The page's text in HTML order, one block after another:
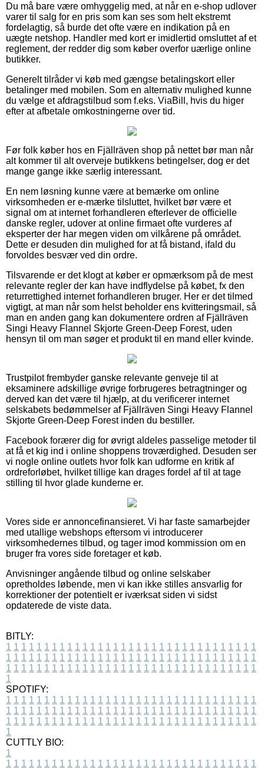
Du må bare være omhyggelig med, at når en e-shop udlover
varer til salg for en pris som kan ses som helt ekstremt
fordelagtig, så burde det ofte være en indikation på en
uægte netshop. Handler med kort er imidlertid omsluttet af et
reglement, der redder dig som køber overfor uærlige online
butikker.
Generelt tilråder vi køb med gængse betalingskort eller
betalinger med mobilen. Som en alternativ mulighed kunne
du vælge et afdragstilbud som f.eks. ViaBill, hvis du higer
efter at afbetale omkostningerne over tid.
Før folk køber hos en Fjällräven shop på nettet bør man når
alt kommer til alt overveje butikkens betingelser, dog er det
mange gange ikke særlig interessant.
En nem løsning kunne være at bemærke om online
virksomheden er e-mærke tilsluttet, hvilket bør være et
signal om at internet forhandleren efterlever de officielle
danske regler, udover at online firmaet ofte vurderes af
eksperter der har megen viden om vilkårene på området.
Dette er desuden din mulighed for at få bistand, ifald du
forvoldes besvær ved din ordre.
Tilsvarende er det klogt at køber er opmærksom på de mest
relevante regler der kan have indflydelse på købet, fx den
returrettighed internet forhandleren bruger. Her er det tilmed
vigtigt, at man når som helst beholder ens kvitteringsmail, så
man en anden gang kan dokumentere ordren af Fjällräven
Singi Heavy Flannel Skjorte Green-Deep Forest, uden
hensyn til om man søger et produkt til en mand eller kvinde.
Trustpilot frembyder ganske relevante genveje til at
eksaminere adskillige øvrige forbrugeres betragtninger og
derved kan det være til hjælp, at du verificerer internet
selskabets bedømmelser af Fjällräven Singi Heavy Flannel
Skjorte Green-Deep Forest inden du bestiller.
Facebook forærer dig for øvrigt aldeles passelige metoder til
at få et kig ind i online shoppens troværdighed. Desuden ser
vi nogle online outlets hvor folk kan udforme en kritik af
ordreforløbet, hvilket tillige kan drages fordel af til at tage
stilling til hvor glade kunderne er.
Vores side er annoncefinansieret. Vi har faste samarbejder
med utallige webshops eftersom vi introducerer
virksomhedernes tilbud, og tager imod kommission om en
bruger fra vores side foretager et køb.
Anvisninger angående tilbud og online selskaber
opretholdes løbende, men vi kan ikke stilles ansvarlig for
korrektioner der potentielt er iværksat siden vi sidst
opdaterede de viste data.
BITLY:
1 1 1 1 1 1 1 1 1 1 1 1 1 1 1 1 1 1 1 1 1 1 1 1 1 1 1 1 1 1 1 1 1
1 1 1 1 1 1 1 1 1 1 1 1 1 1 1 1 1 1 1 1 1 1 1 1 1 1 1 1 1 1 1 1 1
1 1 1 1 1 1 1 1 1 1 1 1 1 1 1 1 1 1 1 1 1 1 1 1 1 1 1 1 1 1 1 1 1
1
SPOTIFY:
1 1 1 1 1 1 1 1 1 1 1 1 1 1 1 1 1 1 1 1 1 1 1 1 1 1 1 1 1 1 1 1 1
1 1 1 1 1 1 1 1 1 1 1 1 1 1 1 1 1 1 1 1 1 1 1 1 1 1 1 1 1 1 1 1 1
1 1 1 1 1 1 1 1 1 1 1 1 1 1 1 1 1 1 1 1 1 1 1 1 1 1 1 1 1 1 1 1 1
1
CUTTLY BIO:
1
1 1 1 1 1 1 1 1 1 1 1 1 1 1 1 1 1 1 1 1 1 1 1 1 1 1 1 1 1 1 1 1 1